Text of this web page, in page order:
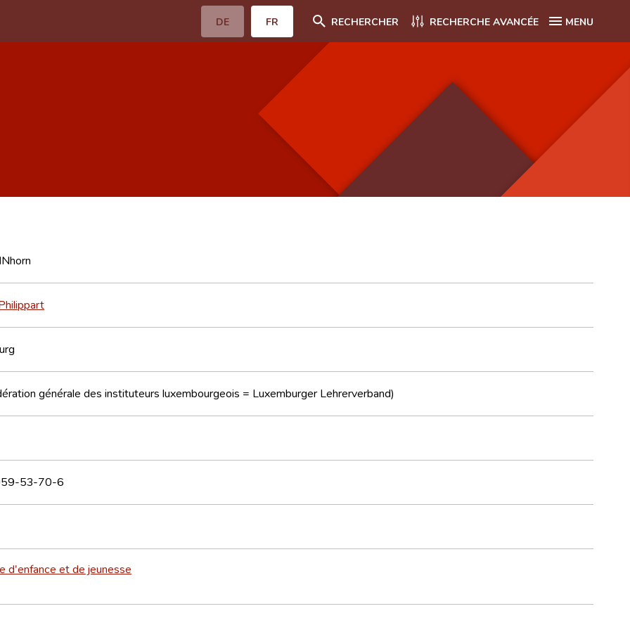
DE FR RECHERCHER RECHERCHE AVANCÉE MENU
générale des instituteurs luxembourgeois = Luxemburger Lehrerverband)
53-70-6
d'enfance et de jeunesse